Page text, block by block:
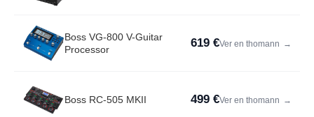
Boss VG-800 V-Guitar
Processor
619 €Ver en thomann →
Boss RC-505 MKII 499 €Ver en thomann →